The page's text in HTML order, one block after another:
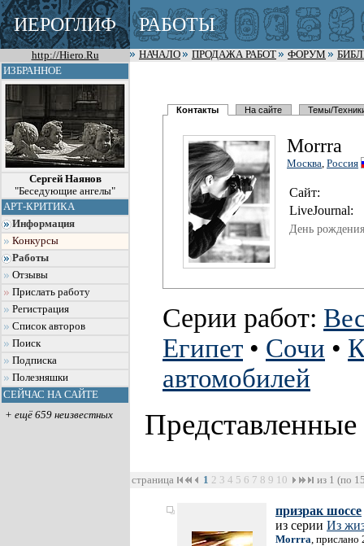
ИЕРОГЛИФ РАБОТЫ
http://Hiero.Ru НАЧАЛО ПРОДАЖА РАБОТ ФОРУМ
ИЗБРАННОЕ
Сергей Наянов
"Беседующие ангелы"
АРТ-КРИТИКА
Информация
Конкурсы
Работы
Отзывы
Прислать работу
Регистрация
Список авторов
Поиск
Подписка
Полезняшки
СЕЙЧАС НА САЙТЕ
+ ещё 659 неизвестных
Контакты На сайте Темы/
Morrra
Москва, Россия
Сайт:
LiveJournal:
День
Серии работ:
Египет • Сочи •
автомобилей
страница 1 2 3 4 5 6 7 8 9 10 из 1 (по
призрак шоссе
из серии Из
Morrra, прислано